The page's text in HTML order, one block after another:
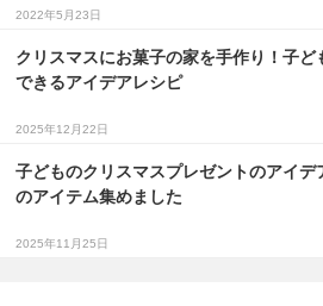
2022年5月23日
クリスマスにお菓子の家を手作り！子ど
できるアイデアレシピ
2025年12月22日
子どものクリスマスプレゼントのアイデ
のアイテム集めました
2025年11月25日